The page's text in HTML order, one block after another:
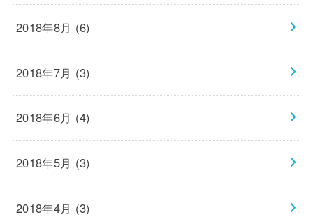
2018年8月 (6)
2018年7月 (3)
2018年6月 (4)
2018年5月 (3)
2018年4月 (3)